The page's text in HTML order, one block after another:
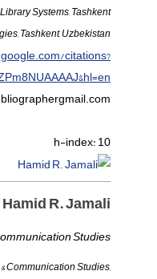
Systems, Tashkent
Tashkent, Uzbekistan
citations?
gmail.com
h-index:10
Hamid R. Jamali
Studies
Communication Studies,